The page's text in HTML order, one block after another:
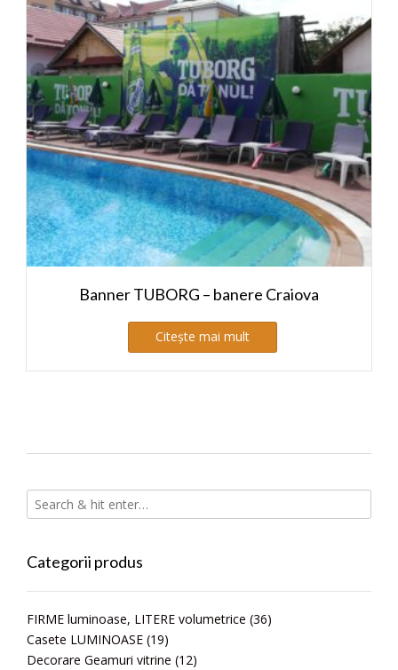
Banner TUBORG – banere Craiova
Citește mai mult
Categorii produs
FIRME luminoase, LITERE volumetrice (36)
Casete LUMINOASE (19)
Decorare Geamuri vitrine (12)